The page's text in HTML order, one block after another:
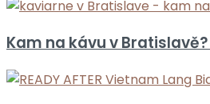
Kam na kávu v